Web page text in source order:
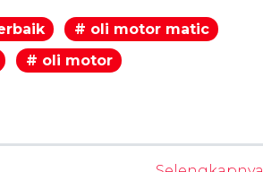
# oli motor matic
# oli motor